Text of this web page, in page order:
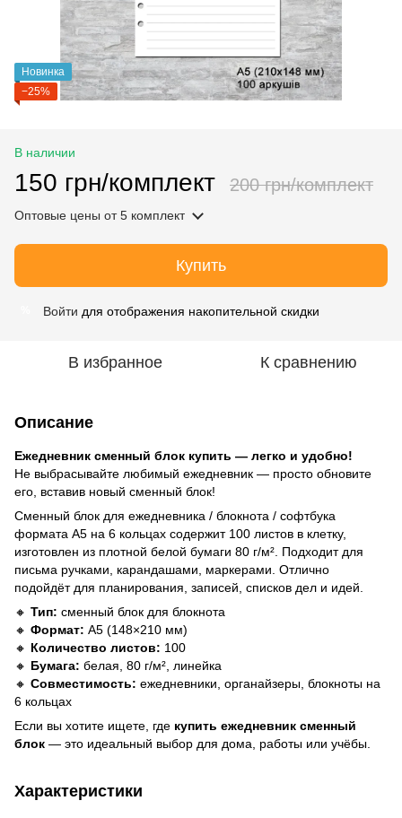
Новинка
−25%
В наличии
150 грн/комплект 200 грн/комплект
Оптовые цены от 5 комплект
Купить
Войти для отображения накопительной скидки
В избранное К сравнению
Описание
Ежедневник сменный блок купить — легко и удобно!
Не выбрасывайте любимый ежедневник — просто обновите
его, вставив новый сменный блок!
Сменный блок для ежедневника / блокнота / софтбука
формата A5 на 6 кольцах содержит 100 листов в клетку,
изготовлен из плотной белой бумаги 80 г/м². Подходит для
письма ручками, карандашами, маркерами. Отлично
подойдёт для планирования, записей, списков дел и идей.
🔸 Тип: сменный блок для блокнота
🔸 Формат: A5 (148×210 мм)
🔸 Количество листов: 100
🔸 Бумага: белая, 80 г/м², линейка
🔸 Совместимость: ежедневники, органайзеры, блокноты на
6 кольцах
Если вы хотите ищете, где купить ежедневник сменный
блок — это идеальный выбор для дома, работы или учёбы.
Характеристики